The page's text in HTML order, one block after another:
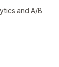
and A/B